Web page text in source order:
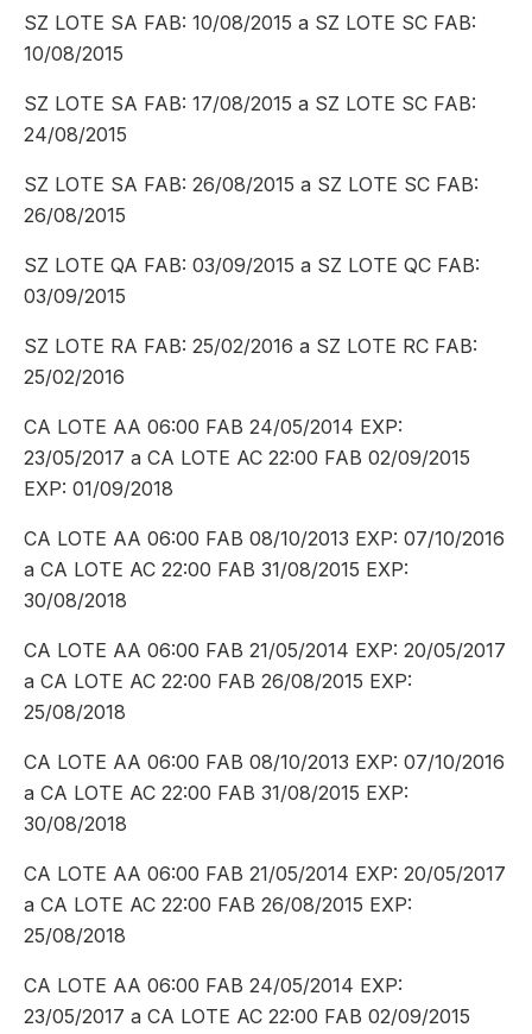
SZ LOTE SA FAB: 10/08/2015 a SZ LOTE SC FAB:
10/08/2015
SZ LOTE SA FAB: 17/08/2015 a SZ LOTE SC FAB:
24/08/2015
SZ LOTE SA FAB: 26/08/2015 a SZ LOTE SC FAB:
26/08/2015
SZ LOTE QA FAB: 03/09/2015 a SZ LOTE QC FAB:
03/09/2015
SZ LOTE RA FAB: 25/02/2016 a SZ LOTE RC FAB:
25/02/2016
CA LOTE AA 06:00 FAB 24/05/2014 EXP:
23/05/2017 a CA LOTE AC 22:00 FAB 02/09/2015
EXP: 01/09/2018
CA LOTE AA 06:00 FAB 08/10/2013 EXP: 07/10/2016
a CA LOTE AC 22:00 FAB 31/08/2015 EXP:
30/08/2018
CA LOTE AA 06:00 FAB 21/05/2014 EXP: 20/05/2017
a CA LOTE AC 22:00 FAB 26/08/2015 EXP:
25/08/2018
CA LOTE AA 06:00 FAB 08/10/2013 EXP: 07/10/2016
a CA LOTE AC 22:00 FAB 31/08/2015 EXP:
30/08/2018
CA LOTE AA 06:00 FAB 21/05/2014 EXP: 20/05/2017
a CA LOTE AC 22:00 FAB 26/08/2015 EXP:
25/08/2018
CA LOTE AA 06:00 FAB 24/05/2014 EXP:
23/05/2017 a CA LOTE AC 22:00 FAB 02/09/2015